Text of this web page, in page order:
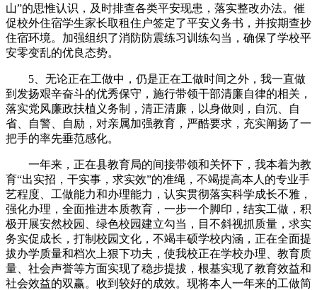
山”的思惟认识，及时排查各类平安现患，落实整改办法。催
促校外住宿学生家长取租住户签定了平安义务书，并按期查抄
住宿环境。加强组织了消防防震练习训练勾当，确保了学校平
安零变乱的优良态势。
5、无论正在工做中，仍是正在工做时间之外，我一直做
到发扬艰辛奋斗的优秀保守，施行带领干部清廉自律的相关，
落实党风廉政扶植义务制，清正清廉，以身做则，自沉、自
省、自警、自励，对亲属加强教育，严酷要求，充实阐扬了一
把手的率先垂范感化。
一年来，正在县教育局的间接带领和关怀下，我本着为教
育“出实招，干实事，求实效”的准绳，不竭提高本人的专业手
艺程度、工做能力和办理能力，认实贯彻落实科学成长不雅，
强化办理，全面推进本质教育，一步一个脚印，结实工做，积
极开展安然校园、绿色校园建立勾当，目不斜视抓质量，求实
务实促成长，打制校园文化，不竭丰硕学校内涵，正在全面提
拔办学质量和档次上狠下功夫，使我校正在学校办理、教育质
量、社会声誉等方面实现了稳步提拔，根基实现了教育效益和
社会效益的双赢。收到较好的成效。现将本人一年来的工做简